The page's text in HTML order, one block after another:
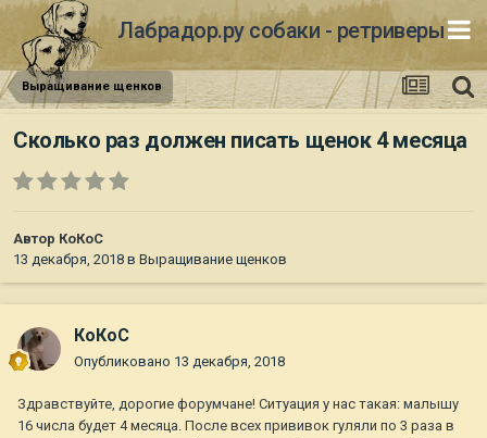
Лабрадор.ру собаки - ретриверы
Выращивание щенков
Сколько раз должен писать щенок 4 месяца
Автор КоКоС
13 декабря, 2018 в Выращивание щенков
КоКоС
Опубликовано 13 декабря, 2018
Здравствуйте, дорогие форумчане! Ситуация у нас такая: малышу
16 числа будет 4 месяца. После всех прививок гуляли по 3 раза в